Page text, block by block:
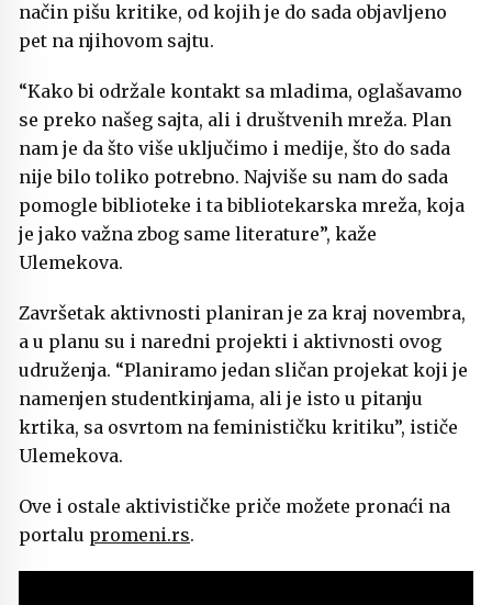
način pišu kritike, od kojih je do sada objavljeno
pet na njihovom sajtu.
“Kako bi održale kontakt sa mladima, oglašavamo
se preko našeg sajta, ali i društvenih mreža. Plan
nam je da što više uključimo i medije, što do sada
nije bilo toliko potrebno. Najviše su nam do sada
pomogle biblioteke i ta bibliotekarska mreža, koja
je jako važna zbog same literature”, kaže
Ulemekova.
Završetak aktivnosti planiran je za kraj novembra,
a u planu su i naredni projekti i aktivnosti ovog
udruženja. “Planiramo jedan sličan projekat koji je
namenjen studentkinjama, ali je isto u pitanju
krtika, sa osvrtom na feminističku kritiku”, ističe
Ulemekova.
Ove i ostale aktivističke priče možete pronaći na
portalu promeni.rs.